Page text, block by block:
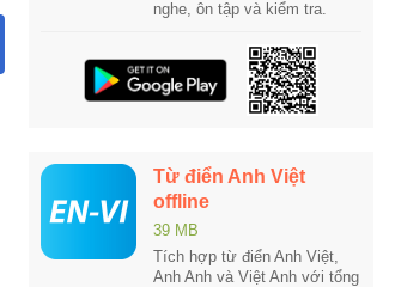
nghe, ôn tập và kiểm tra.
Từ điển Anh Việt
offline
39 MB
Tích hợp từ điển Anh Việt,
Anh Anh và Việt Anh với tổng